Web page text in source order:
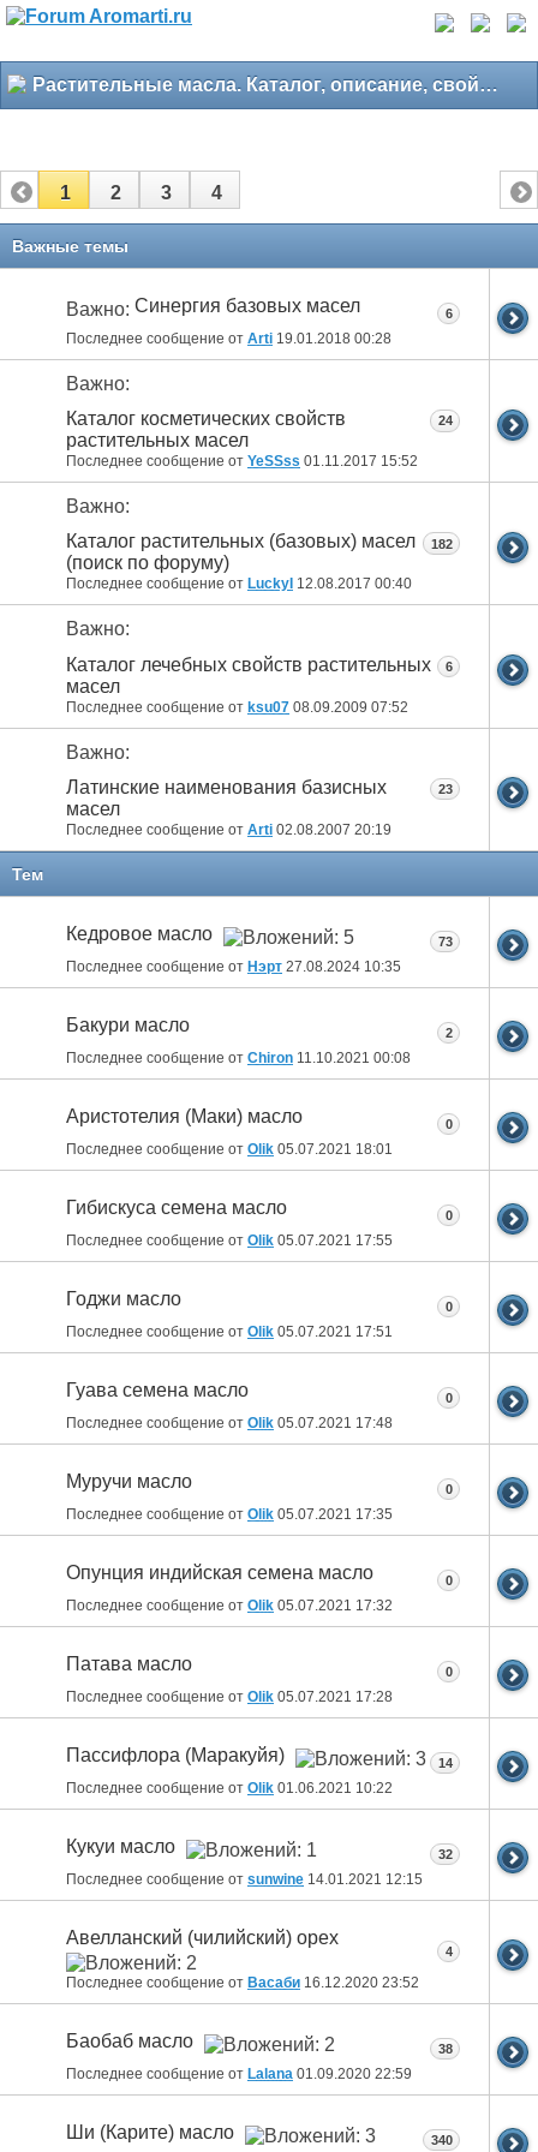
Растительные масла. Каталог, описание, свойства
1 2 3 4
Важные темы
Важно: Синергия базовых масел
Последнее сообщение от Arti 19.01.2018 00:28
6
Важно:
Каталог косметических свойств
растительных масел
Последнее сообщение от YeSSss 01.11.2017 15:52
24
Важно:
Каталог растительных (базовых) масел
(поиск по форуму)
Последнее сообщение от LuckyI 12.08.2017 00:40
182
Важно:
Каталог лечебных свойств растительных
масел
Последнее сообщение от ksu07 08.09.2009 07:52
6
Важно:
Латинские наименования базисных
масел
Последнее сообщение от Arti 02.08.2007 20:19
23
Тем
Кедровое масло
Последнее сообщение от Нэрт 27.08.2024 10:35
73
Бакури масло
Последнее сообщение от Chiron 11.10.2021 00:08
2
Аристотелия (Маки) масло
Последнее сообщение от Olik 05.07.2021 18:01
0
Гибискуса семена масло
Последнее сообщение от Olik 05.07.2021 17:55
0
Годжи масло
Последнее сообщение от Olik 05.07.2021 17:51
0
Гуава семена масло
Последнее сообщение от Olik 05.07.2021 17:48
0
Муручи масло
Последнее сообщение от Olik 05.07.2021 17:35
0
Опунция индийская семена масло
Последнее сообщение от Olik 05.07.2021 17:32
0
Патава масло
Последнее сообщение от Olik 05.07.2021 17:28
0
Пассифлора (Маракуйя)
Последнее сообщение от Olik 01.06.2021 10:22
14
Кукуи масло
Последнее сообщение от sunwine 14.01.2021 12:15
32
Авелланский (чилийский) орех
Последнее сообщение от Васаби 16.12.2020 23:52
4
Баобаб масло
Последнее сообщение от Lalana 01.09.2020 22:59
38
Ши (Карите) масло 340